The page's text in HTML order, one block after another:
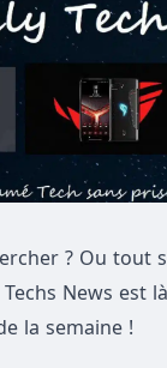
? Ou tout
Techs News est
la semaine !